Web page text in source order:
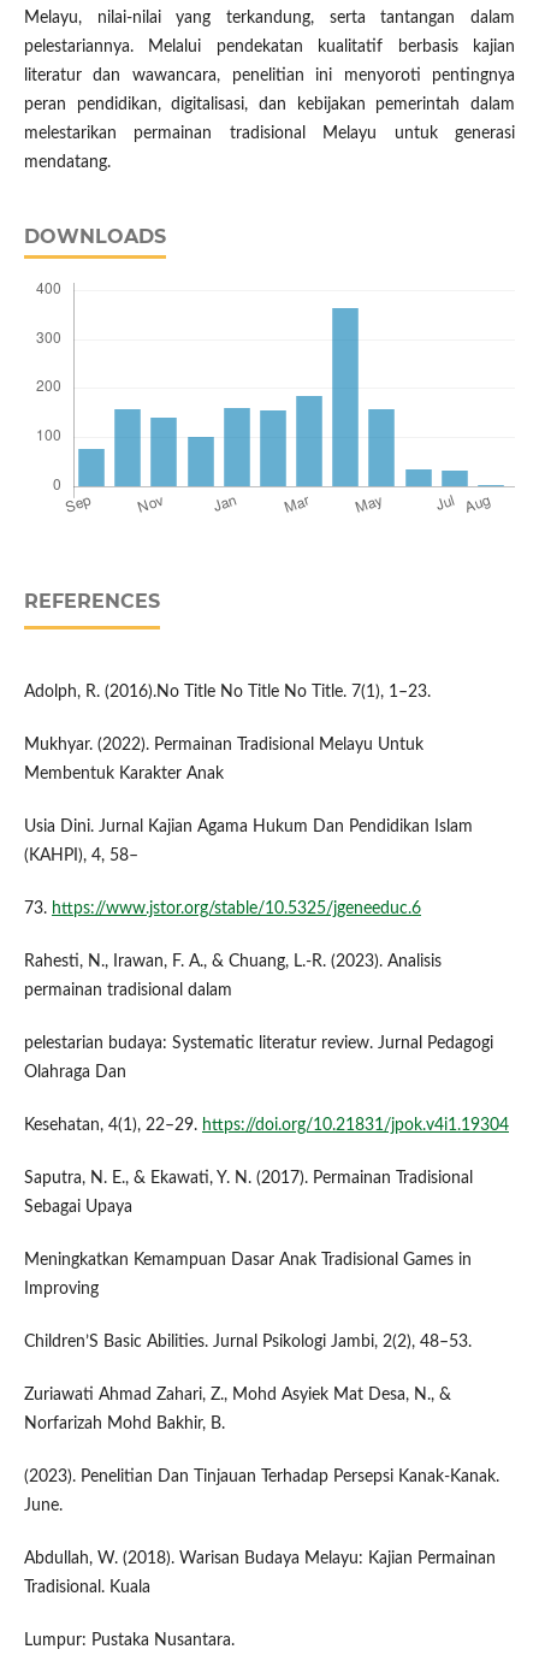
Melayu, nilai-nilai yang terkandung, serta tantangan dalam
pelestariannya. Melalui pendekatan kualitatif berbasis kajian
literatur dan wawancara, penelitian ini menyoroti pentingnya
peran pendidikan, digitalisasi, dan kebijakan pemerintah dalam
melestarikan permainan tradisional Melayu untuk generasi
mendatang.
DOWNLOADS
REFERENCES
Adolph, R. (2016).No Title No Title No Title. 7(1), 1–23.
Mukhyar. (2022). Permainan Tradisional Melayu Untuk
Membentuk Karakter Anak
Usia Dini. Jurnal Kajian Agama Hukum Dan Pendidikan Islam
(KAHPI), 4, 58–
73. https://www.jstor.org/stable/10.5325/jgeneeduc.6
Rahesti, N., Irawan, F. A., & Chuang, L.-R. (2023). Analisis
permainan tradisional dalam
pelestarian budaya: Systematic literatur review. Jurnal Pedagogi
Olahraga Dan
Kesehatan, 4(1), 22–29. https://doi.org/10.21831/jpok.v4i1.19304
Saputra, N. E., & Ekawati, Y. N. (2017). Permainan Tradisional
Sebagai Upaya
Meningkatkan Kemampuan Dasar Anak Tradisional Games in
Improving
Children’S Basic Abilities. Jurnal Psikologi Jambi, 2(2), 48–53.
Zuriawati Ahmad Zahari, Z., Mohd Asyiek Mat Desa, N., &
Norfarizah Mohd Bakhir, B.
(2023). Penelitian Dan Tinjauan Terhadap Persepsi Kanak-Kanak.
June.
Abdullah, W. (2018). Warisan Budaya Melayu: Kajian Permainan
Tradisional. Kuala
Lumpur: Pustaka Nusantara.